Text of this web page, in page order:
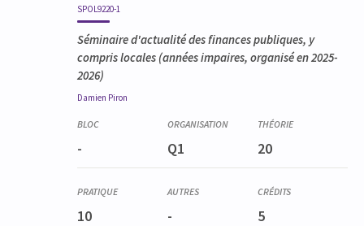
SPOL9220-1
Séminaire d'actualité des finances publiques, y
compris locales (années impaires, organisé en 2025-
2026)
Damien Piron
- Q1 20
10 - 5